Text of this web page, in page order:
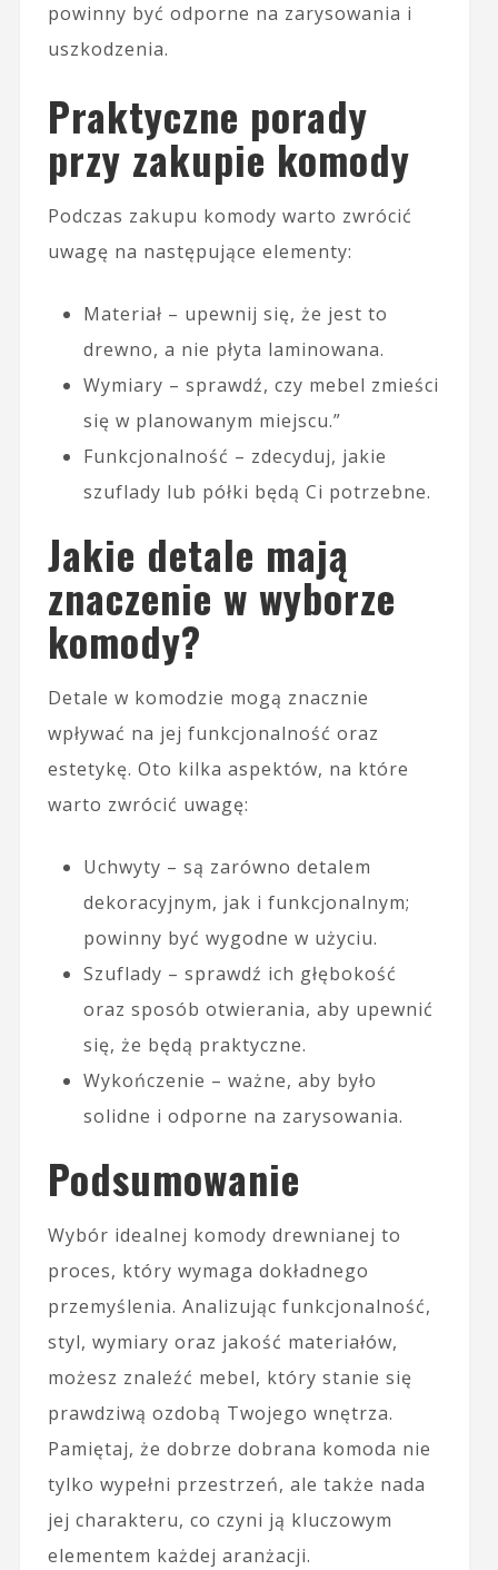
powinny być odporne na zarysowania i
uszkodzenia.
Praktyczne porady
przy zakupie komody
Podczas zakupu komody warto zwrócić
uwagę na następujące elementy:
Materiał – upewnij się, że jest to
drewno, a nie płyta laminowana.
Wymiary – sprawdź, czy mebel zmieści
się w planowanym miejscu.”
Funkcjonalność – zdecyduj, jakie
szuflady lub półki będą Ci potrzebne.
Jakie detale mają
znaczenie w wyborze
komody?
Detale w komodzie mogą znacznie
wpływać na jej funkcjonalność oraz
estetykę. Oto kilka aspektów, na które
warto zwrócić uwagę:
Uchwyty – są zarówno detalem
dekoracyjnym, jak i funkcjonalnym;
powinny być wygodne w użyciu.
Szuflady – sprawdź ich głębokość
oraz sposób otwierania, aby upewnić
się, że będą praktyczne.
Wykończenie – ważne, aby było
solidne i odporne na zarysowania.
Podsumowanie
Wybór idealnej komody drewnianej to
proces, który wymaga dokładnego
przemyślenia. Analizując funkcjonalność,
styl, wymiary oraz jakość materiałów,
możesz znaleźć mebel, który stanie się
prawdziwą ozdobą Twojego wnętrza.
Pamiętaj, że dobrze dobrana komoda nie
tylko wypełni przestrzeń, ale także nada
jej charakteru, co czyni ją kluczowym
elementem każdej aranżacji.